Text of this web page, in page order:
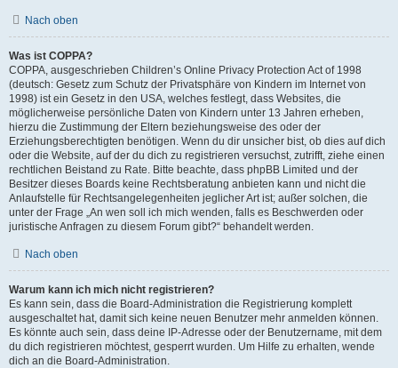
Nach oben
Was ist COPPA?
COPPA, ausgeschrieben Children’s Online Privacy Protection Act of 1998
(deutsch: Gesetz zum Schutz der Privatsphäre von Kindern im Internet von
1998) ist ein Gesetz in den USA, welches festlegt, dass Websites, die
möglicherweise persönliche Daten von Kindern unter 13 Jahren erheben,
hierzu die Zustimmung der Eltern beziehungsweise des oder der
Erziehungsberechtigten benötigen. Wenn du dir unsicher bist, ob dies auf dich
oder die Website, auf der du dich zu registrieren versuchst, zutrifft, ziehe einen
rechtlichen Beistand zu Rate. Bitte beachte, dass phpBB Limited und der
Besitzer dieses Boards keine Rechtsberatung anbieten kann und nicht die
Anlaufstelle für Rechtsangelegenheiten jeglicher Art ist; außer solchen, die
unter der Frage „An wen soll ich mich wenden, falls es Beschwerden oder
juristische Anfragen zu diesem Forum gibt?“ behandelt werden.
Nach oben
Warum kann ich mich nicht registrieren?
Es kann sein, dass die Board-Administration die Registrierung komplett
ausgeschaltet hat, damit sich keine neuen Benutzer mehr anmelden können.
Es könnte auch sein, dass deine IP-Adresse oder der Benutzername, mit dem
du dich registrieren möchtest, gesperrt wurden. Um Hilfe zu erhalten, wende
dich an die Board-Administration.